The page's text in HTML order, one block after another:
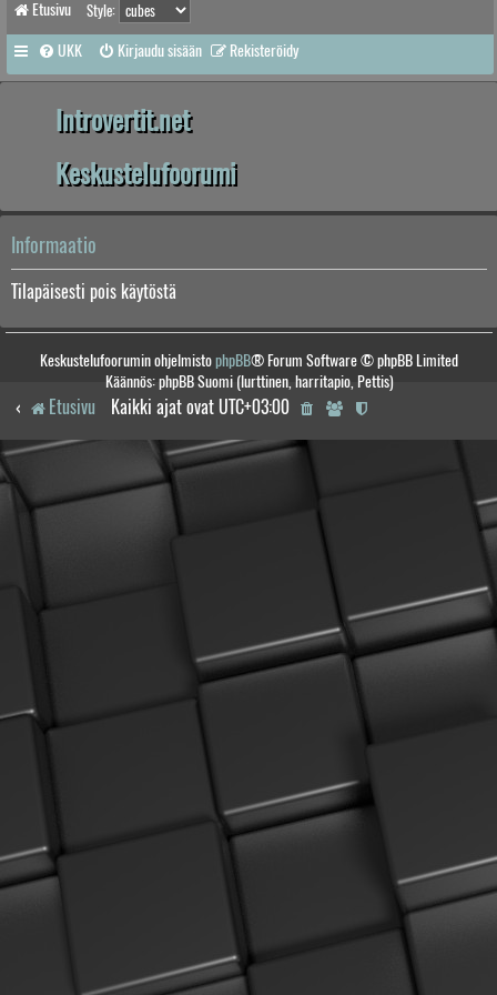
Etusivu Style:
UKK Kirjaudu sisään Rekisteröidy
Introvertit.net
Keskustelufoorumi
Informaatio
Tilapäisesti pois käytöstä
Keskustelufoorumin ohjelmistophpBB® Forum Software © phpBB Limited
Käännös: phpBB Suomi (lurttinen, harritapio, Pettis)
Etusivu Kaikki ajat ovat UTC+03:00